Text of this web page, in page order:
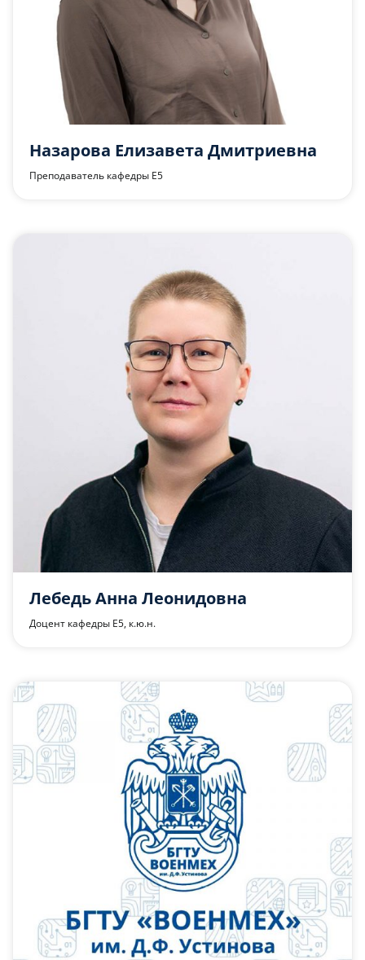
Назарова Елизавета Дмитриевна
Преподаватель кафедры Е5
Лебедь Анна Леонидовна
Доцент кафедры Е5, к.ю.н.